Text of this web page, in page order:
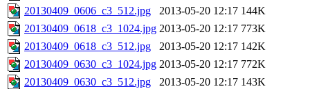
20130409_0606_c3_512.jpg
2013-05-20 12:17 144K
20130409_0618_c3_1024.jpg 2013-05-20 12:17 773K
20130409_0618_c3_512.jpg
2013-05-20 12:17 142K
20130409_0630_c3_1024.jpg 2013-05-20 12:17 772K
20130409_0630_c3_512.jpg
2013-05-20 12:17 143K